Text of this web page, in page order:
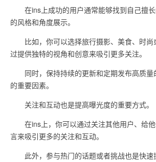
在ins上成功的用户通常能够找到自己擅长
的风格和角度展示。
比如，你可以选择旅行摄影、美食、时尚
过提供独特的视角和创意来吸引更多关注。
同时，保持持续的更新和定期发布高质量
的重要因素。
关注和互动也是提高曝光度的重要方式。
在ins上，你可以通过关注其他用户、给他
言来吸引更多的关注和互动。
此外，参与热门的话题或者挑战也是快速